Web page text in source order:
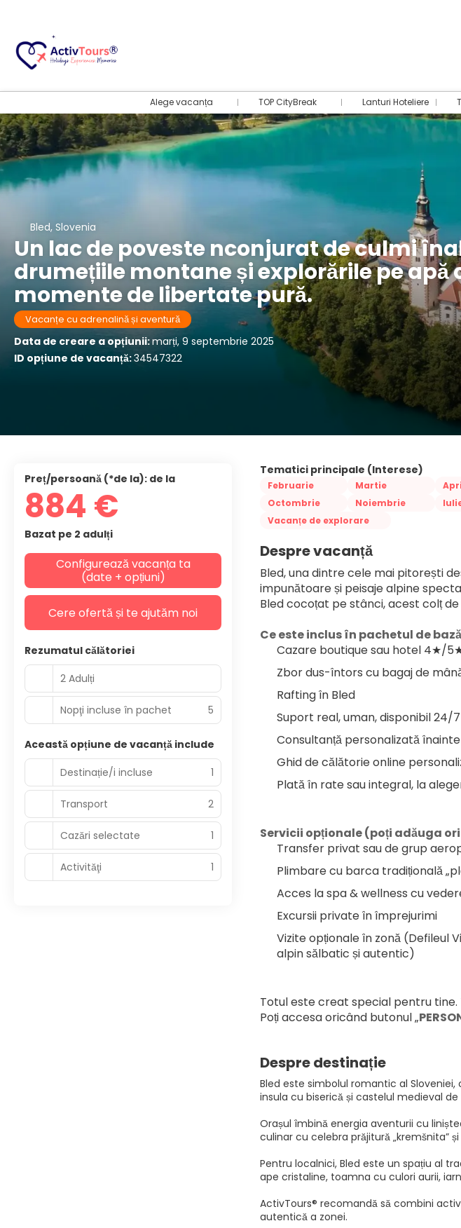
Alege vacanța TOP CityBreak Lanturi Hoteliere
Bled, Slovenia
Un lac de poveste nconjurat de culmi
drumețiile montane și explorările pe apă
momente de libertate pură.
Vacanțe cu adrenalină și aventură
Data de creare a opțiunii:marți, 9 septembrie 2025
ID opțiune de vacanță:34547322
Tematici principale (Interese)
Februarie Martie
Octombrie
Noiembrie
Vacanțe de explorare
Despre vacanță
Bled, una dintre cele mai pitorești
impunătoare și peisaje alpine
Bled cocoțat pe stânci, acest colț
Ce este inclus în pachetul de
Cazare boutique sau hotel 4★/
Zbor dus-întors cu bagaj de
Rafting în Bled
Suport real, uman, disponibil 24/
Consultanță personalizată
Ghid de călătorie online
Plată în rate sau integral, la
Servicii opționale (poți adăuga
Transfer privat sau de grup
Plimbare cu barca tradițională
Acces la spa & wellness cu
Excursii private în împrejurimi
Vizite opționale în zonă (Defileul
alpin sălbatic și autentic)
Totul este creat special pentru tine.
Poți accesa oricând butonul „
Despre destinație
Bled este simbolul romantic al
insula cu biserică și castelul medieval
Orașul îmbină energia aventurii cu
culinar cu celebra prăjitură „kremšnita”
Pentru localnici, Bled este un spațiu al
ape cristaline, toamna cu culori aurii,
ActivTours® recomandă să combini
autentică a zonei.
Preț/persoană (*de la): de la
884 €
Bazat pe 2 adulți
Configurează vacanța ta
(date + opțiuni)
Cere ofertă și te ajutăm noi
Rezumatul călătoriei
2 Adulți
Nopţi incluse în pachet 5
Această opțiune de vacanță include
Destinație/i incluse
1
Transport 2
Cazări selectate 1
Activităţi 1